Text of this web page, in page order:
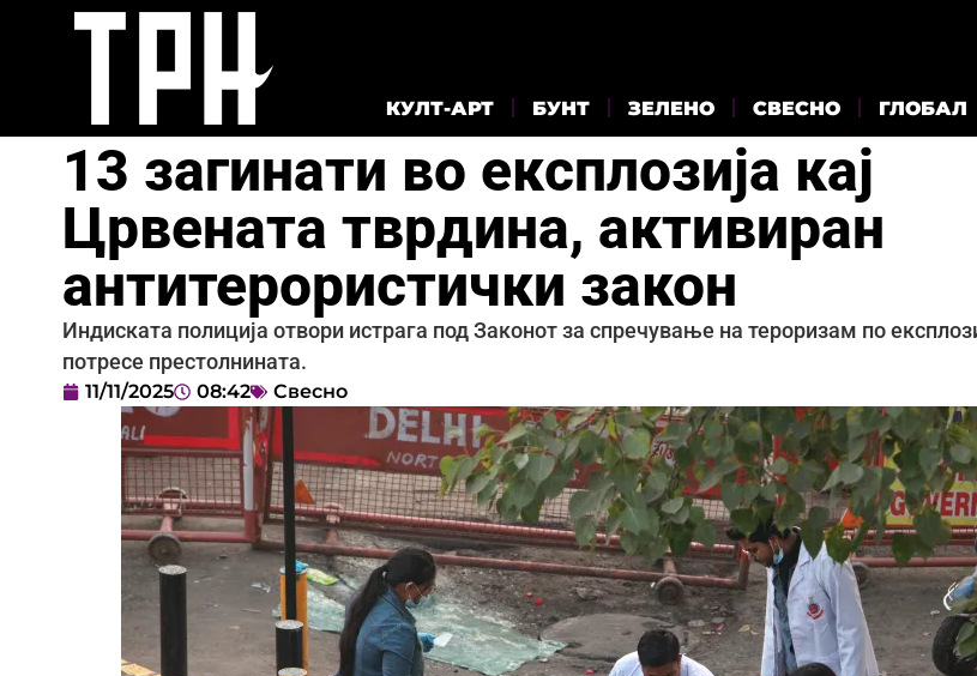
КУЛТ-АРТ БУНТ ЗЕЛЕНО СВЕСНО ГЛОБАЛ
13 загинати во експлозија кај
Црвената тврдина, активиран
антитерористички закон
Индиската полиција отвори истрага под Законот за спречување на тероризам по
потресе престолнината.
11/11/2025 08:42 Свесно